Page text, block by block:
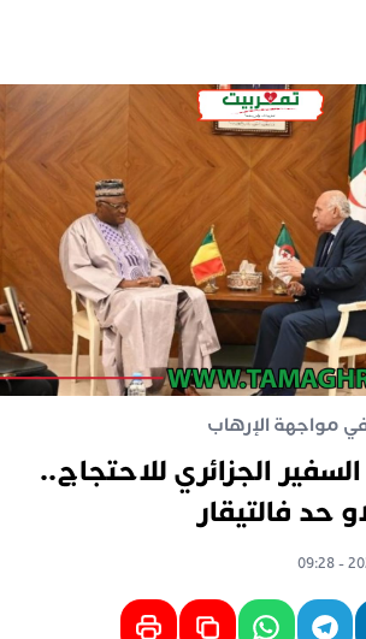
مواجهة الإرهاب
الجزائري للاحتجاج..
فالتيقار